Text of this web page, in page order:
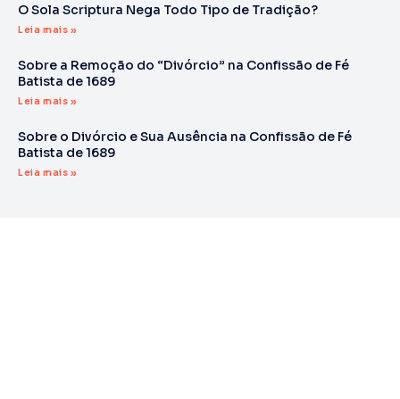
O Sola Scriptura Nega Todo Tipo de Tradição?
Leia mais »
Sobre a Remoção do “Divórcio” na Confissão de Fé
Batista de 1689
Leia mais »
Sobre o Divórcio e Sua Ausência na Confissão de Fé
Batista de 1689
Leia mais »